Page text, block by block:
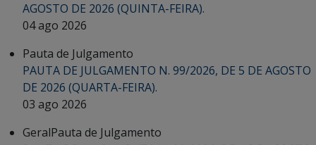
AGOSTO DE 2026 (QUINTA-FEIRA).
04 ago 2026
Pauta de Julgamento
PAUTA DE JULGAMENTO N. 99/2026, DE 5 DE AGOSTO
DE 2026 (QUARTA-FEIRA).
03 ago 2026
GeralPauta de Julgamento